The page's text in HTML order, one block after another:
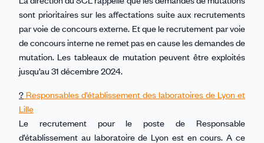
sont prioritaires sur les affectations suite aux recrutements
par voie de concours externe. Et que le recrutement par voie
de concours interne ne remet pas en cause les demandes de
mutation. Les tableaux de mutation peuvent être exploités
jusqu’au 31 décembre 2024.
? Responsables d’établissement des laboratoires de Lyon et
Lille
Le recrutement pour le poste de Responsable
d’établissement au laboratoire de Lyon est en cours. A ce